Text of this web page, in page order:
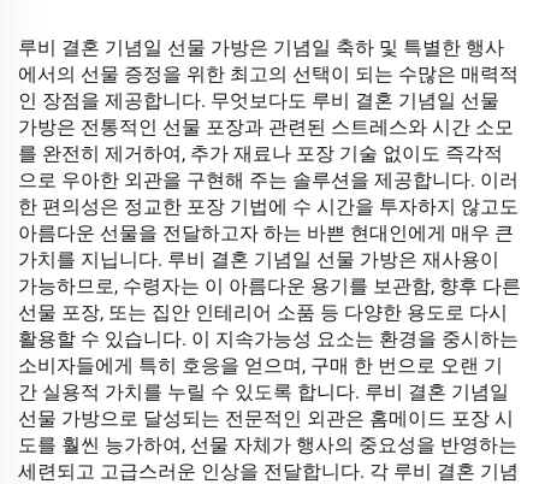
루비 결혼 기념일 선물 가방은 기념일 축하 및 특별한 행사
에서의 선물 증정을 위한 최고의 선택이 되는 수많은 매력적
인 장점을 제공합니다. 무엇보다도 루비 결혼 기념일 선물
가방은 전통적인 선물 포장과 관련된 스트레스와 시간 소모
를 완전히 제거하여, 추가 재료나 포장 기술 없이도 즉각적
으로 우아한 외관을 구현해 주는 솔루션을 제공합니다. 이러
한 편의성은 정교한 포장 기법에 수 시간을 투자하지 않고도
아름다운 선물을 전달하고자 하는 바쁜 현대인에게 매우 큰
가치를 지닙니다. 루비 결혼 기념일 선물 가방은 재사용이
가능하므로, 수령자는 이 아름다운 용기를 보관함, 향후 다른
선물 포장, 또는 집안 인테리어 소품 등 다양한 용도로 다시
활용할 수 있습니다. 이 지속가능성 요소는 환경을 중시하는
소비자들에게 특히 호응을 얻으며, 구매 한 번으로 오랜 기
간 실용적 가치를 누릴 수 있도록 합니다. 루비 결혼 기념일
선물 가방으로 달성되는 전문적인 외관은 홈메이드 포장 시
도를 훨씬 능가하여, 선물 자체가 행사의 중요성을 반영하는
세련되고 고급스러운 인상을 전달합니다. 각 루비 결혼 기념